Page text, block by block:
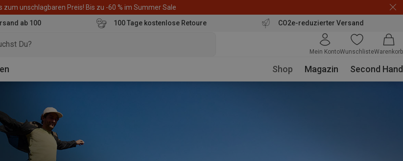
zum unschlagbaren Preis! Bis zu -60 % im Summer Sale
ab 100
100 Tage kostenlose Retoure CO2e-reduzierter Versand
Mein KontoWunschlisteWarenkorb
Shop Magazin Second Hand